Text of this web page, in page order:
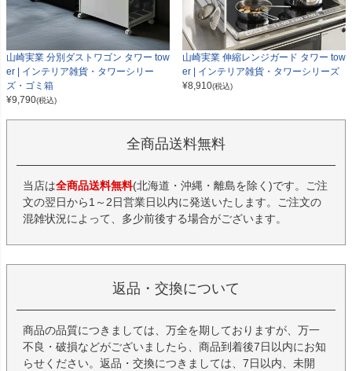
山崎実業 分別ダストワゴン タワー tow
er | インテリア雑貨・タワーシリー
ズ・ゴミ箱
¥9,790(税込)
山崎実業 伸縮レンジガード タワー tow
er | インテリア雑貨・タワーシリーズ
¥8,910(税込)
全商品送料無料
当店は全商品送料無料(北海道・沖縄・離島を除く)です。ご注
文の翌日から1～2日営業日以内に発送いたします。ご注文の
混雑状況によって、多少前後する場合がございます。
返品・交換について
商品の品質につきましては、万全を期しておりますが、万一
不良・破損などがございましたら、商品到着後7日以内にお知
らせください。返品・交換につきましては、7日以内、未開